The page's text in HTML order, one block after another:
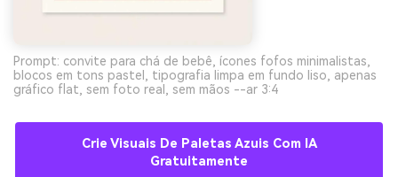
Prompt: convite para chá de bebê, ícones fofos minimalistas,
blocos em tons pastel, tipografia limpa em fundo liso, apenas
gráfico flat, sem foto real, sem mãos --ar 3:4
Crie Visuais De Paletas Azuis Com IA
Gratuitamente